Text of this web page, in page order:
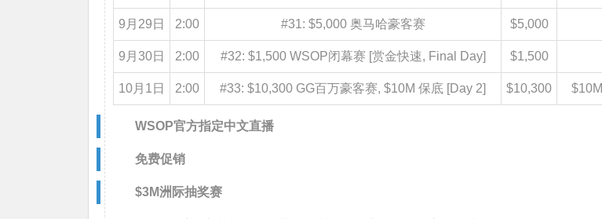
9月29日 2:00 #31: $5,000 奥马哈豪客赛 $5,000
9月30日 2:00 #32: $1,500 WSOP闭幕赛 [赏金快速, Final Day] $1,500
10月1日 2:00 #33: $10,300 GG百万豪客赛, $10M 保底 [Day 2] $10,300 $10M
WSOP官方指定中文直播
免费促销
$3M洲际抽奖赛